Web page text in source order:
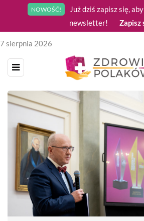
NOWOŚĆ!
Już dziś zapisz się,
newsletter!
Zapisz
7 sierpnia 2026